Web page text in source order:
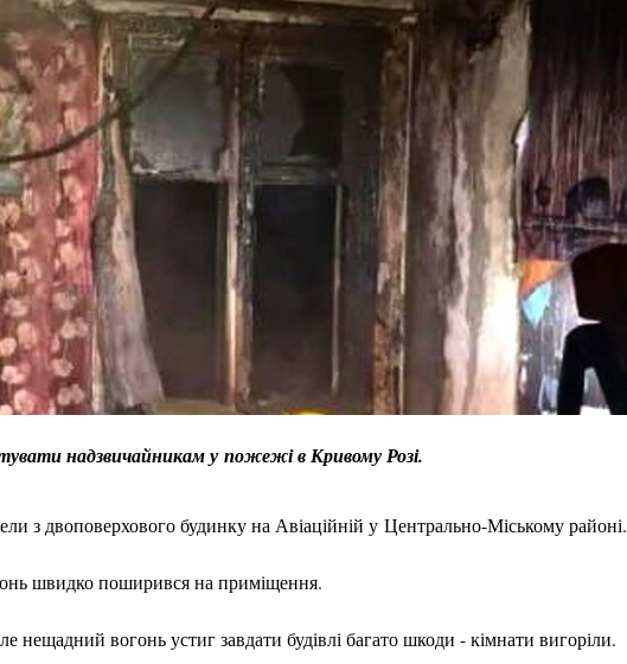
надзвичайникам у пожежі в Кривому Розі.
з двоповерхового будинку на Авіаційній у Центрально-Міському районі.
швидко поширився на приміщення.
нещадний вогонь устиг завдати будівлі багато шкоди - кімнати вигоріли.